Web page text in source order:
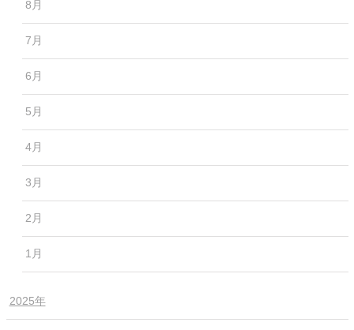
8月
7月
6月
5月
4月
3月
2月
1月
2025年